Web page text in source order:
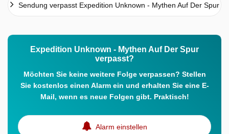
Sendung verpasst Expedition Unknown - Mythen Auf Der Spur
Expedition Unknown - Mythen Auf Der Spur
verpasst?
Möchten Sie keine weitere Folge verpassen? Stellen
Sie kostenlos einen Alarm ein und erhalten Sie eine E-
Mail, wenn es neue Folgen gibt. Praktisch!
Alarm einstellen